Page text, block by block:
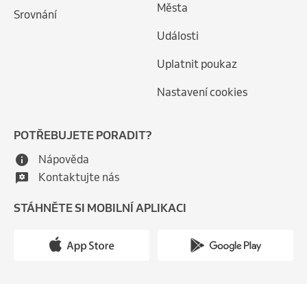
Srovnání Města
Události
Uplatnit poukaz
Nastavení cookies
POTŘEBUJETE PORADIT?
Nápověda
Kontaktujte nás
STÁHNĚTE SI MOBILNÍ APLIKACI